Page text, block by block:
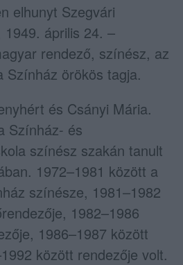
elhunyt Szegvári
április 24. –
rendező, színész, az
Színház örökös tagja.
és Csányi Mária.
Színház- és
színész szakán tanult
1972–1981 között a
színésze, 1981–1982
1982–1986
1986–1987 között
között rendezője volt.